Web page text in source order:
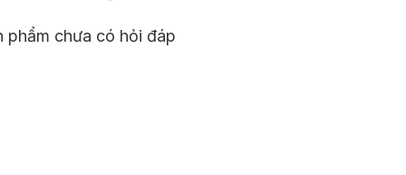
phẩm chưa có hỏi đáp